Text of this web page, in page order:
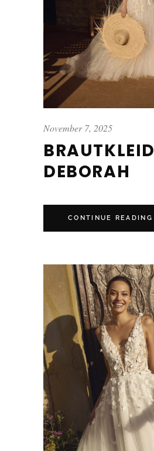
November 7, 2025
BRAUTKLEID
DEBORAH
CONTINUE READING